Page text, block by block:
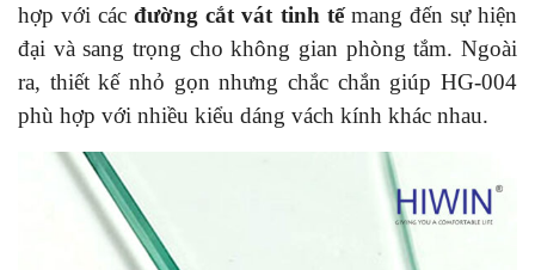
hợp với cácđường cắt vát tinh tếmang đến sự hiện
đại và sang trọng cho không gian phòng tắm. Ngoài
ra, thiết kế nhỏ gọn nhưng chắc chắn giúp HG-004
phù hợp với nhiều kiểu dáng vách kính khác nhau.